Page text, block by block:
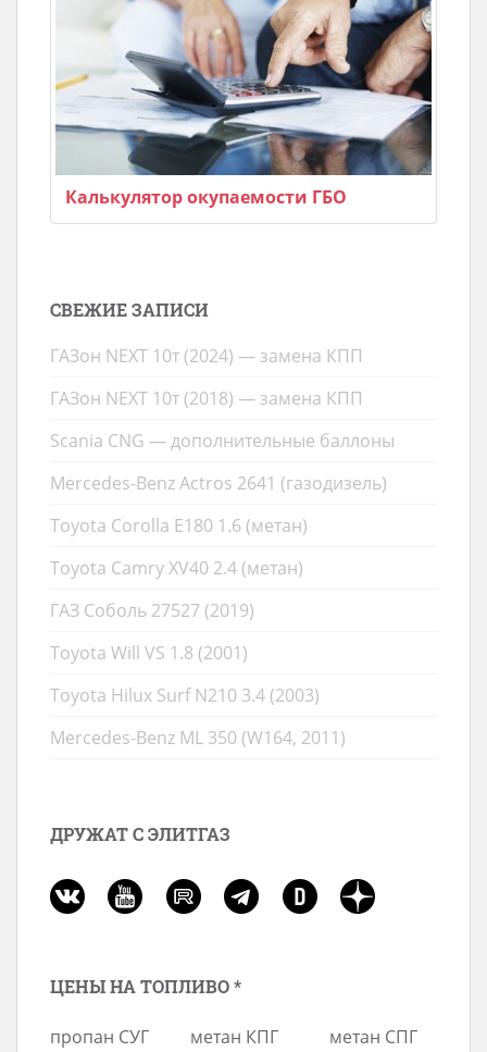
Калькулятор окупаемости ГБО
СВЕЖИЕ ЗАПИСИ
ГАЗон NEXT 10т (2024) — замена КПП
ГАЗон NEXT 10т (2018) — замена КПП
Scania CNG — дополнительные баллоны
Mercedes-Benz Actros 2641 (газодизель)
Toyota Corolla E180 1.6 (метан)
Toyota Camry XV40 2.4 (метан)
ГАЗ Соболь 27527 (2019)
Toyota Will VS 1.8 (2001)
Toyota Hilux Surf N210 3.4 (2003)
Mercedes-Benz ML 350 (W164, 2011)
ДРУЖАТ С ЭЛИТГАЗ
ЦЕНЫ НА ТОПЛИВО *
пропан СУГ
метан КПГ
метан СПГ